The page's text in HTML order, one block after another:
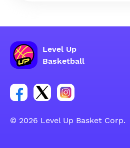
Level Up
Basketball
Link do grupy
Link do konta na
Link do konta na
© 2026 Level Up Basket Corp.